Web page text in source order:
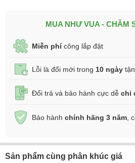
MUA NHƯ VUA - CHĂM
Miễn phícông lắp đặt
Lỗi là đổi mới trong 10 ngày
Đổi trả và bảo hành cực dễ chỉ
Bảo hành chính hãng 3 năm ,
Sản phẩm cùng phân khúc giá